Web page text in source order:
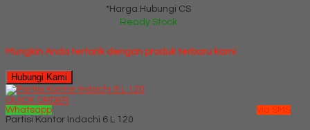
*Harga Hubungi CS
Ready Stock
Mungkin Anda tertarik dengan produk terbaru kami
Hubungi Kami
QUICK ORDER
Whatsapp
via SMS
Partisi Kantor Indachi 6 L 120